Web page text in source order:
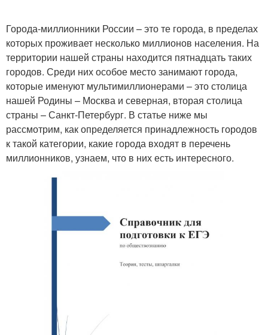
Города-миллионники России – это те города, в пределах
которых проживает несколько миллионов населения. На
территории нашей страны находится пятнадцать таких
городов. Среди них особое место занимают города,
которые именуют мультимиллионерами – это столица
нашей Родины – Москва и северная, вторая столица
страны – Санкт-Петербург. В статье ниже мы
рассмотрим, как определяется принадлежность городов
к такой категории, какие города входят в перечень
миллионников, узнаем, что в них есть интересного.